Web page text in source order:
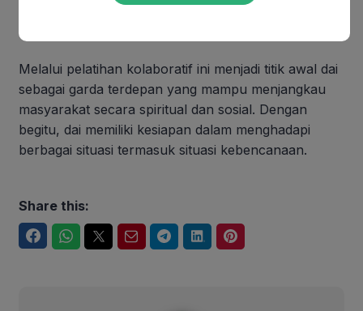
menangani bencana-bencana yang ada di Indonesia
Melalui pelatihan kolaboratif ini menjadi titik awal dai
sebagai garda terdepan yang mampu menjangkau
masyarakat secara spiritual dan sosial. Dengan
begitu, dai memiliki kesiapan dalam menghadapi
berbagai situasi termasuk situasi kebencanaan.
Share this: